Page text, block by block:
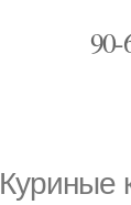
Куриные